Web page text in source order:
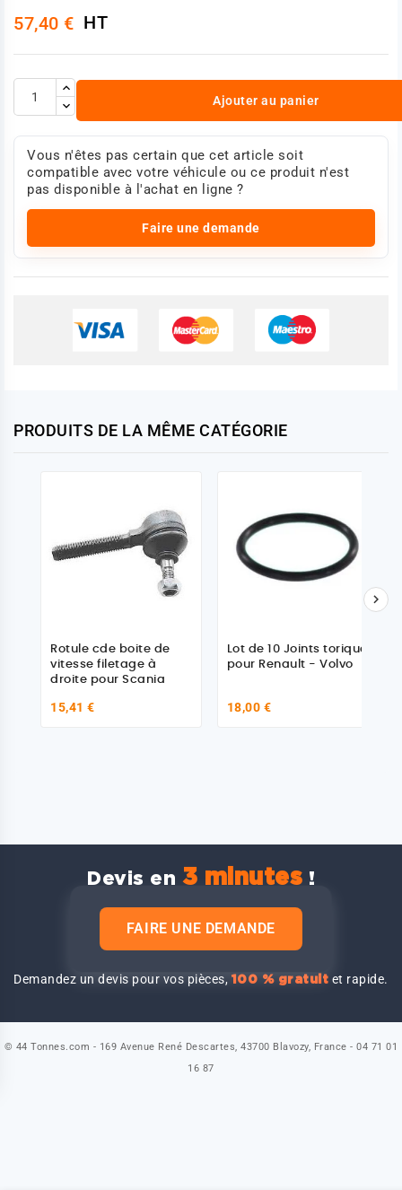
Photo non contractuelle
57,40 € HT
Ajouter au panier
Vous n'êtes pas certain que cet article soit
compatible avec votre véhicule ou ce produit n'est
pas disponible à l'achat en ligne ?
Faire une demande
PRODUITS DE LA MÊME CATÉGORIE
Rotule cde boite de
vitesse filetage à
droite pour Scania
15,41 €
Lot de 10 Joints torique
pour Renault - Volvo
18,00 €

Devis en 3 minutes !
FAIRE UNE DEMANDE
Demandez un devis pour vos pièces,100 % gratuit et rapide.
© 44 Tonnes.com - 169 Avenue René Descartes, 43700 Blavozy, France - 04 71 01
16 87